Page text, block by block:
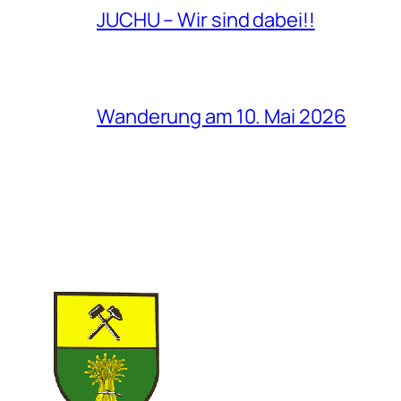
JUCHU – Wir sind dabei!!
Wanderung am 10. Mai 2026